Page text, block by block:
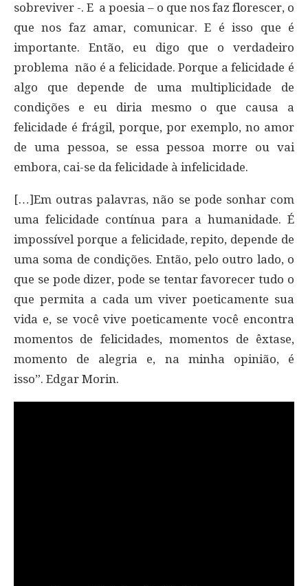
sobreviver -. E a poesia – o que nos faz florescer, o
que nos faz amar, comunicar. E é isso que é
importante.
Então, eu digo que o verdadeiro
problema não é a felicidade. Porque a felicidade é
algo que depende de uma multiplicidade de
condições e eu diria mesmo o que causa a
felicidade é frágil, porque, por exemplo, no amor
de uma pessoa, se essa pessoa morre ou vai
embora, cai-se da felicidade à infelicidade.
[…]Em outras palavras, não se pode sonhar com
uma felicidade contínua para a humanidade. É
impossível porque a felicidade, repito, depende de
uma soma de condições. Então, pelo outro lado, o
que se pode dizer, pode se tentar favorecer tudo o
que permita a cada um viver poeticamente sua
vida e, se você vive poeticamente você encontra
momentos de felicidades, momentos de êxtase,
momento de alegria e, na minha opinião, é
isso”. Edgar Morin.